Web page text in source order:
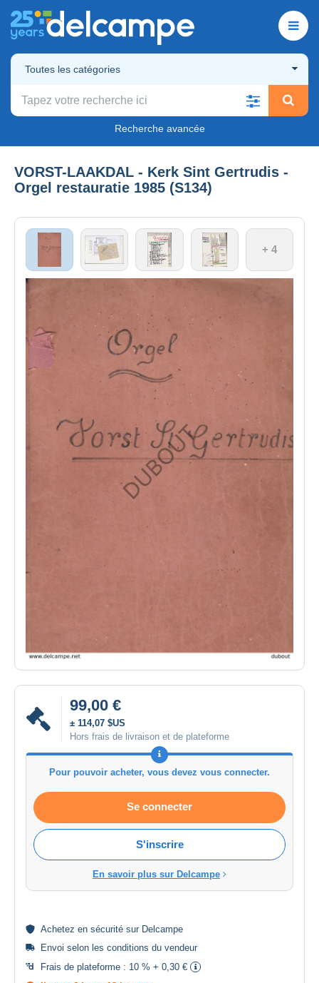
Toutes les catégories
Recherche avancée
VORST-LAAKDAL - Kerk Sint Gertrudis -
Orgel restauratie 1985 (S134)
+ 4
99,00 €
± 114,07 $US
Hors frais de livraison et de plateforme
Pour pouvoir acheter, vous devez vous connecter.
Se connecter
S'inscrire
En savoir plus sur Delcampe
Achetez en sécurité sur Delcampe
Envoi selon les conditions du vendeur
Frais de plateforme : 10 % + 0,30 €